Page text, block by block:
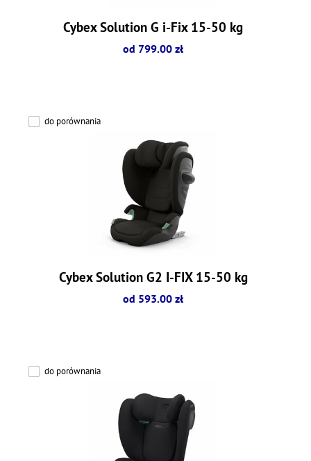
Cybex Solution G i-Fix 15-50 kg
od 799.00 zł
do porównania
Cybex Solution G2 I-FIX 15-50 kg
od 593.00 zł
do porównania